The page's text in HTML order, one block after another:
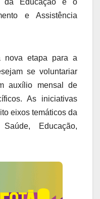
da Educação e o
e Assistência
nova etapa para a
se voluntariar
auxílio mensal de
As iniciativas
eixos temáticos da
Educação,